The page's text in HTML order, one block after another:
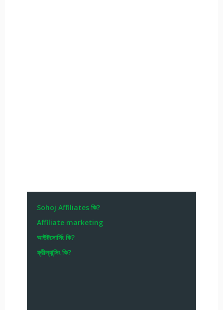
Sohoj Affiliates কি?
Affiliate marketing
আউটসোর্সিং কি?
ফ্রীল্যান্সিং কি?